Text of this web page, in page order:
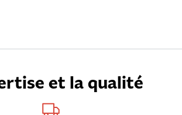
et la qualité